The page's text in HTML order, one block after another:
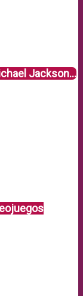
Jackson…